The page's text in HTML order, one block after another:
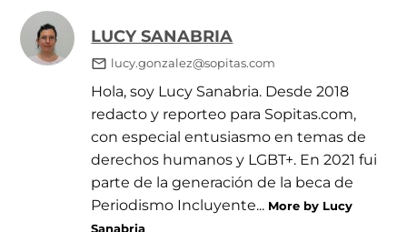
LUCY SANABRIA
lucy.gonzalez@sopitas.com
Hola, soy Lucy Sanabria. Desde 2018
redacto y reporteo para Sopitas.com,
con especial entusiasmo en temas de
derechos humanos y LGBT+. En 2021 fui
parte de la generación de la beca de
Periodismo Incluyente... More by Lucy
Sanabria